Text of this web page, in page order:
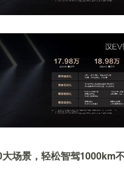
场景，轻松智驾1000km